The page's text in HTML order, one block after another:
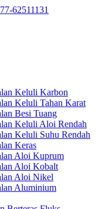
62511131
Keluli Karbon
Keluli Tahan Karat
Besi Tuang
Keluli Aloi Rendah
Keluli Suhu Rendah
Keras
Aloi Kuprum
Aloi Kobalt
Aloi Nikel
Aluminium